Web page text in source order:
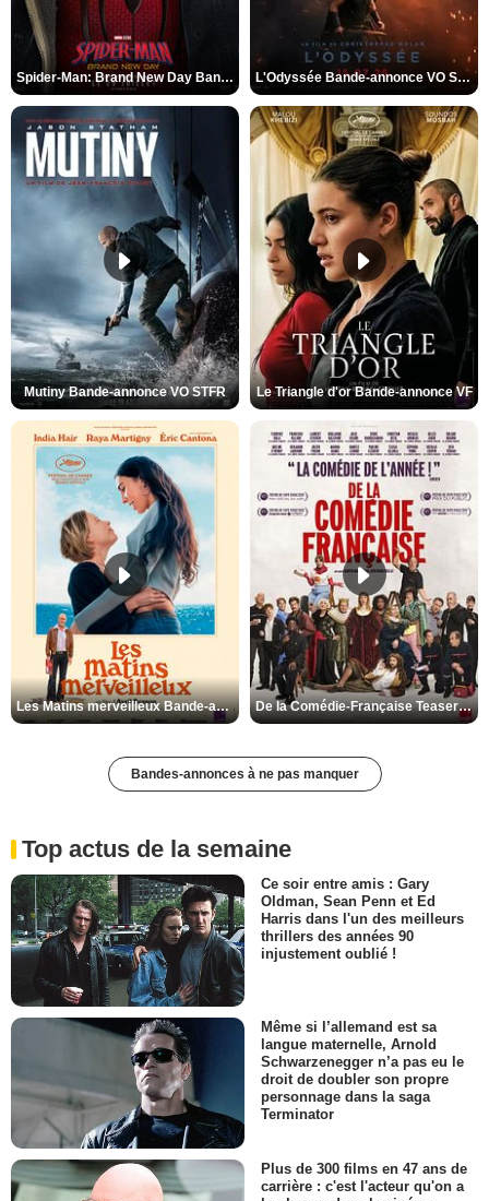
Spider-Man: Brand New Day Bande-annonce VO STFR L'Odyssée Bande-annonce VO STFR
Mutiny Bande-annonce VO STFR Le Triangle d'or Bande-annonce VF
Les Matins merveilleux Bande-annonce VF De la Comédie-Française Teaser VF
Bandes-annonces à ne pas manquer
Top actus de la semaine
Ce soir entre amis : Gary
Oldman, Sean Penn et Ed
Harris dans l'un des meilleurs
thrillers des années 90
injustement oublié !
Même si l’allemand est sa
langue maternelle, Arnold
Schwarzenegger n’a pas eu le
droit de doubler son propre
personnage dans la saga
Terminator
Plus de 300 films en 47 ans de
carrière : c'est l'acteur qu'on a